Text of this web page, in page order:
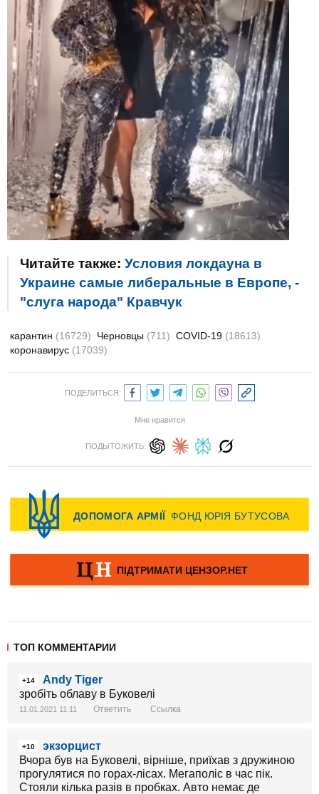
Читайте также: Условия локдауна в
Украине самые либеральные в Европе, -
"слуга народа" Кравчук
карантин (16729) Черновцы (711) COVID-19 (18613)
коронавирус (17039)
ПОДЕЛИТЬСЯ:
Мне нравится
ПОДЫТОЖИТЬ:
ТОП КОММЕНТАРИИ
+14
Andy Tiger
зробіть облаву в Буковелі
11.01.2021 11:11 Ответить Ссылка
+10
экзорцист
Вчора був на Буковелі, вірніше, приїхав з дружиною
прогулятися по горах-лісах. Мегаполіс в час пік.
Стояли кілька разів в пробках. Авто немає де